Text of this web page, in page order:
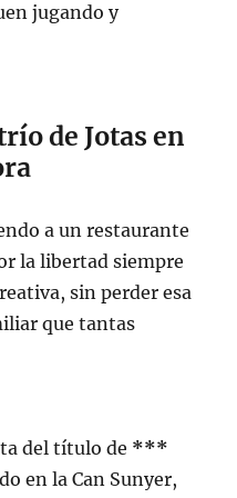
jugando y
de Jotas en
a un restaurante
la libertad siempre
sin perder esa
que tantas
del título de ***
en la Can Sunyer,